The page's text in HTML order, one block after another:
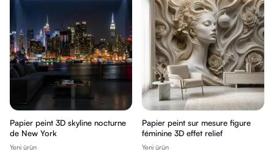
Papier peint 3D skyline nocturne
de New York
Yeni ürün
Papier peint sur mesure figure
féminine 3D effet relief
Yeni ürün